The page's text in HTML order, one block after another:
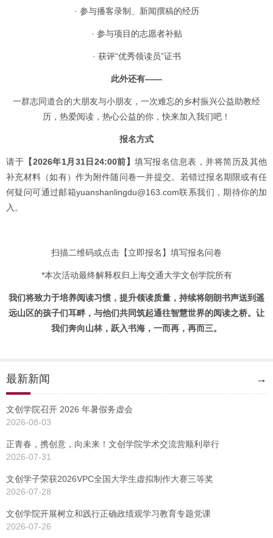
· 参与播客录制、新闻撰稿的经历
· 参与项目的志愿者补贴
· 获评“优秀领读员”证书
此外还有——
一群志同道合的大朋友与小朋友，一次难忘的乡村振兴公益助教经
历，热爱阅读，热心公益的你，快来加入我们吧！
报名方式
请于 【2026年1月31日24:00前】 填写报名信息表，并将简历及其他
补充材料（如有）作为附件随问卷一并提交。若错过报名期限或有任
何疑问可通过邮箱yuanshanlingdu@163.com联系我们，期待你的加
入。
扫描二维码或点击【立即报名】填写报名问卷
*本次活动最终解释权归上海交通大学文创学院所有
我们将致力于培养阅读习惯，提升领读质量， 持续将朗朗书声送到遥
远山区的孩子们耳畔， 与他们共同筑起通往智慧世界的阅读之桥。 让
我们奔向山林，跃入书海， 一而再，再而三。
最新新闻 →
文创学院召开 2026 年暑假务虚会
2026-08-03
正青春，携创意，向未来！文创学院学术交流营顺利举行
2026-07-31
文创学子荣获2026VPC全国大学生虚拟制作大赛三等奖
2026-07-28
文创学院开展树立和践行正确政绩观学习教育专题党课
2026-07-26